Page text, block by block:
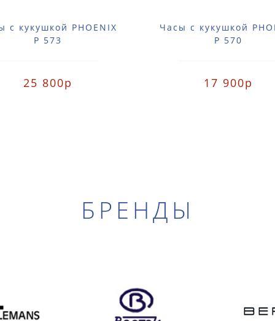
с кукушкой PHOENIX
P 573
25 800р
Часы с кукушкой
P 570
17 900р
БРЕНДЫ